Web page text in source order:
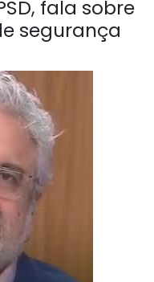
fala sobre
segurança